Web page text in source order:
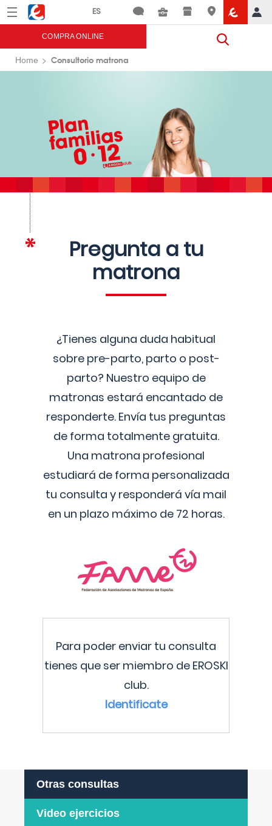
Menú Eroski
COMPRA ONLINE
Home Consultorio matrona
Pregunta a tu
matrona
¿Tienes alguna duda habitual
sobre pre-parto, parto o post-
parto? Nuestro equipo de
matronas estará encantado de
responderte. Envía tus preguntas
de forma totalmente gratuita.
Una matrona profesional
estudiará de forma personalizada
tu consulta y responderá vía mail
en un plazo máximo de 72 horas.
Para poder enviar tu consulta
tienes que ser miembro de EROSKI
club.
Identificate
Otras consultas
Video ejercicios